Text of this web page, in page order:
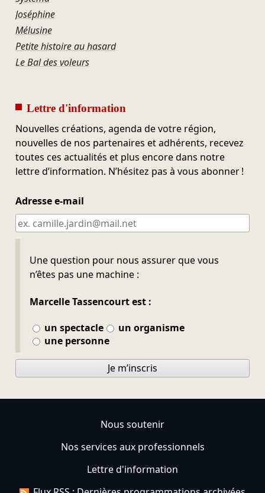
Joséphine
Mélusine
Petite histoire au hasard
Le Bal des voleurs
Lettre d'information
Nouvelles créations, agenda de votre région,
nouvelles de nos partenaires et adhérents, recevez
toutes ces actualités et plus encore dans notre
lettre d’information. N’hésitez pas à vous abonner !
Adresse e-mail
Une question pour nous assurer que vous
n’êtes pas une machine :
Marcelle Tassencourt est :
un spectacle
un organisme
une personne
Ne pas remplir
Je m’inscris
Nous soutenir
Nos services aux professionnels
Lettre d'information